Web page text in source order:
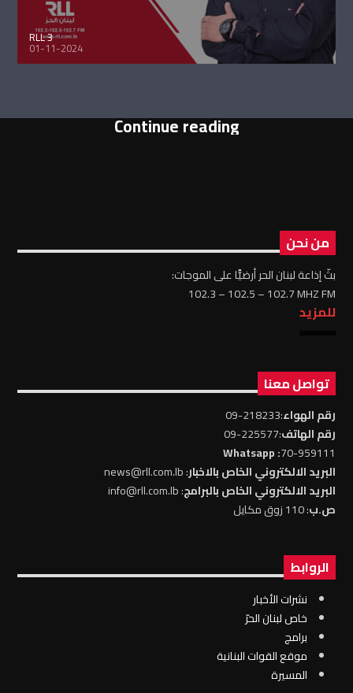
RLL 3
01-11-2024
Continue reading
من نحن
بثّ إذاعة لبنان الحر أرضيًّا على الموجات:
102.3 – 102.5 – 102.7 MHZ FM
للمزيد
تواصل معنا
رقم الهواء:218233-09
رقم الهاتف:225577-09
70-959111
: Whatsapp
البريد الالكتروني الخاص بالاخبار: news@rll.com.lb
البريد الالكتروني الخاص بالبرامج: info@rll.com.lb
ص.ب: 110 زوق مكايل
الروابط
نشرات الأخبار
خاص لبنان الحرّ
برامج
موقع القوات البنانية
المسيرة